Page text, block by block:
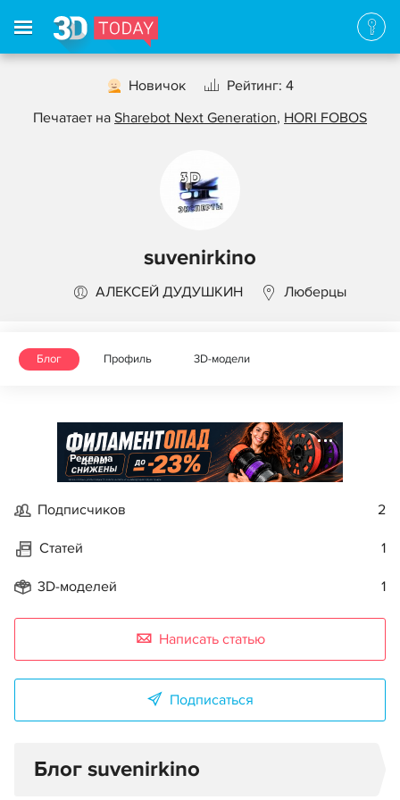
Новичок
Рейтинг: 4
Печатает на Sharebot Next Generation, HORI FOBOS
suvenirkino
АЛЕКСЕЙ ДУДУШКИН Люберцы
Блог Профиль 3D-модели
Реклама
Подписчиков 2
Статей 1
3D-моделей 1
Написать статью
Подписаться
Блог suvenirkino